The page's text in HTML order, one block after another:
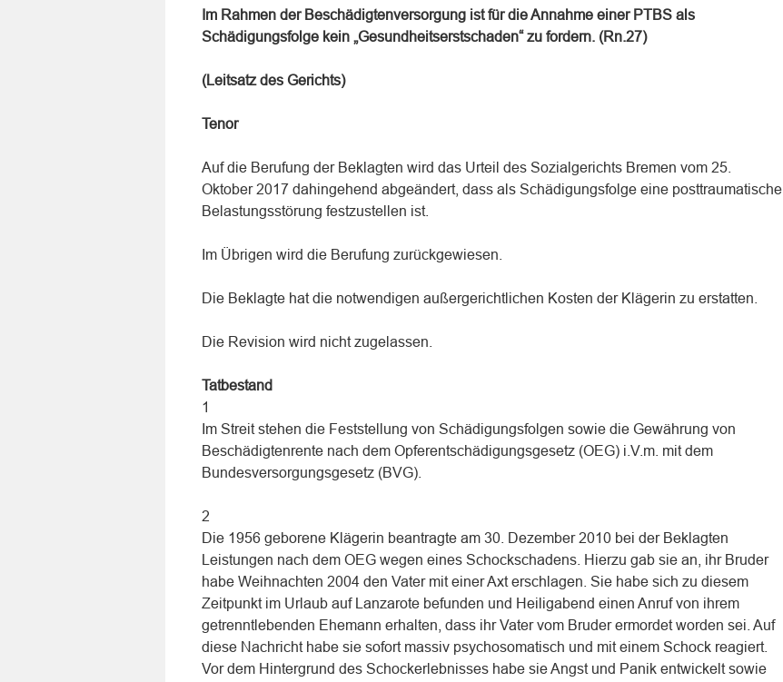
Im Rahmen der Beschädigtenversorgung ist für die Annahme einer PTBS als
Schädigungsfolge kein „Gesundheitserstschaden“ zu fordern. (Rn.27)
(Leitsatz des Gerichts)
Tenor
Auf die Berufung der Beklagten wird das Urteil des Sozialgerichts Bremen vom 25.
Oktober 2017 dahingehend abgeändert, dass als Schädigungsfolge eine posttraumatische
Belastungsstörung festzustellen ist.
Im Übrigen wird die Berufung zurückgewiesen.
Die Beklagte hat die notwendigen außergerichtlichen Kosten der Klägerin zu erstatten.
Die Revision wird nicht zugelassen.
Tatbestand
1
Im Streit stehen die Feststellung von Schädigungsfolgen sowie die Gewährung von
Beschädigtenrente nach dem Opferentschädigungsgesetz (OEG) i.V.m. mit dem
Bundesversorgungsgesetz (BVG).
2
Die 1956 geborene Klägerin beantragte am 30. Dezember 2010 bei der Beklagten
Leistungen nach dem OEG wegen eines Schockschadens. Hierzu gab sie an, ihr Bruder
habe Weihnachten 2004 den Vater mit einer Axt erschlagen. Sie habe sich zu diesem
Zeitpunkt im Urlaub auf Lanzarote befunden und Heiligabend einen Anruf von ihrem
getrenntlebenden Ehemann erhalten, dass ihr Vater vom Bruder ermordet worden sei. Auf
diese Nachricht habe sie sofort massiv psychosomatisch und mit einem Schock reagiert.
Vor dem Hintergrund des Schockerlebnisses habe sie Angst und Panik entwickelt sowie